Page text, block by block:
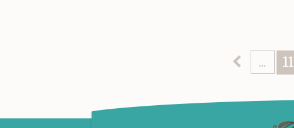
... 11